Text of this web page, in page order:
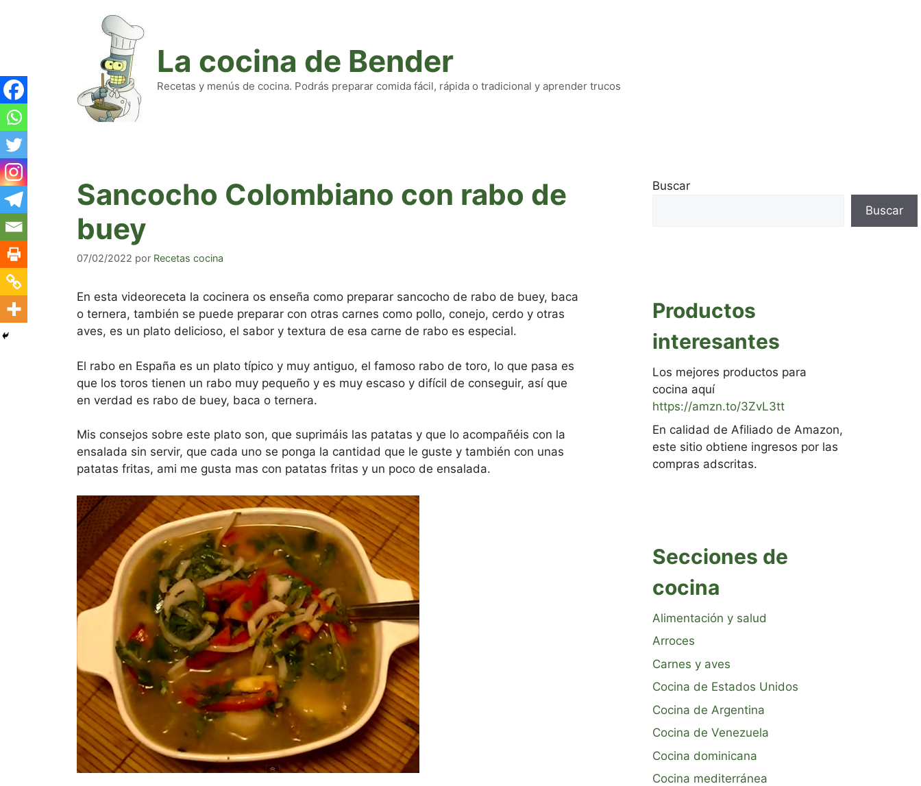
La cocina de Bender
Recetas y menús de cocina. Podrás preparar comida fácil, rápida o tradicional y aprender trucos
Sancocho Colombiano con rabo de
buey
07/02/2022 por Recetas cocina
En esta videoreceta la cocinera os enseña como preparar sancocho de rabo de buey, baca
o ternera, también se puede preparar con otras carnes como pollo, conejo, cerdo y otras
aves, es un plato delicioso, el sabor y textura de esa carne de rabo es especial.
El rabo en España es un plato típico y muy antiguo, el famoso rabo de toro, lo que pasa es
que los toros tienen un rabo muy pequeño y es muy escaso y difícil de conseguir, así que
en verdad es rabo de buey, baca o ternera.
Mis consejos sobre este plato son, que suprimáis las patatas y que lo acompañéis con la
ensalada sin servir, que cada uno se ponga la cantidad que le guste y también con unas
patatas fritas, ami me gusta mas con patatas fritas y un poco de ensalada.
Buscar
Buscar
Productos
interesantes
Los mejores productos para
cocina aquí
https://amzn.to/3ZvL3tt
En calidad de Afiliado de Amazon,
este sitio obtiene ingresos por las
compras adscritas.
Secciones de
cocina
Alimentación y salud
Arroces
Carnes y aves
Cocina de Estados Unidos
Cocina de Argentina
Cocina de Venezuela
Cocina dominicana
Cocina mediterránea